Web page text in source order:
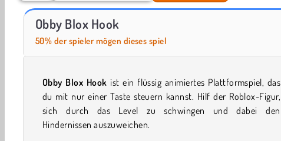
Car Parking City Duel
Obby Blox Hook
50% der spieler mögen dieses spiel
Obby Blox Hook ist ein flüssig animiertes Plattformspiel, das
du mit nur einer Taste steuern kannst. Hilf der Roblox-Figur,
sich durch das Level zu schwingen und dabei den
Hindernissen auszuweichen.